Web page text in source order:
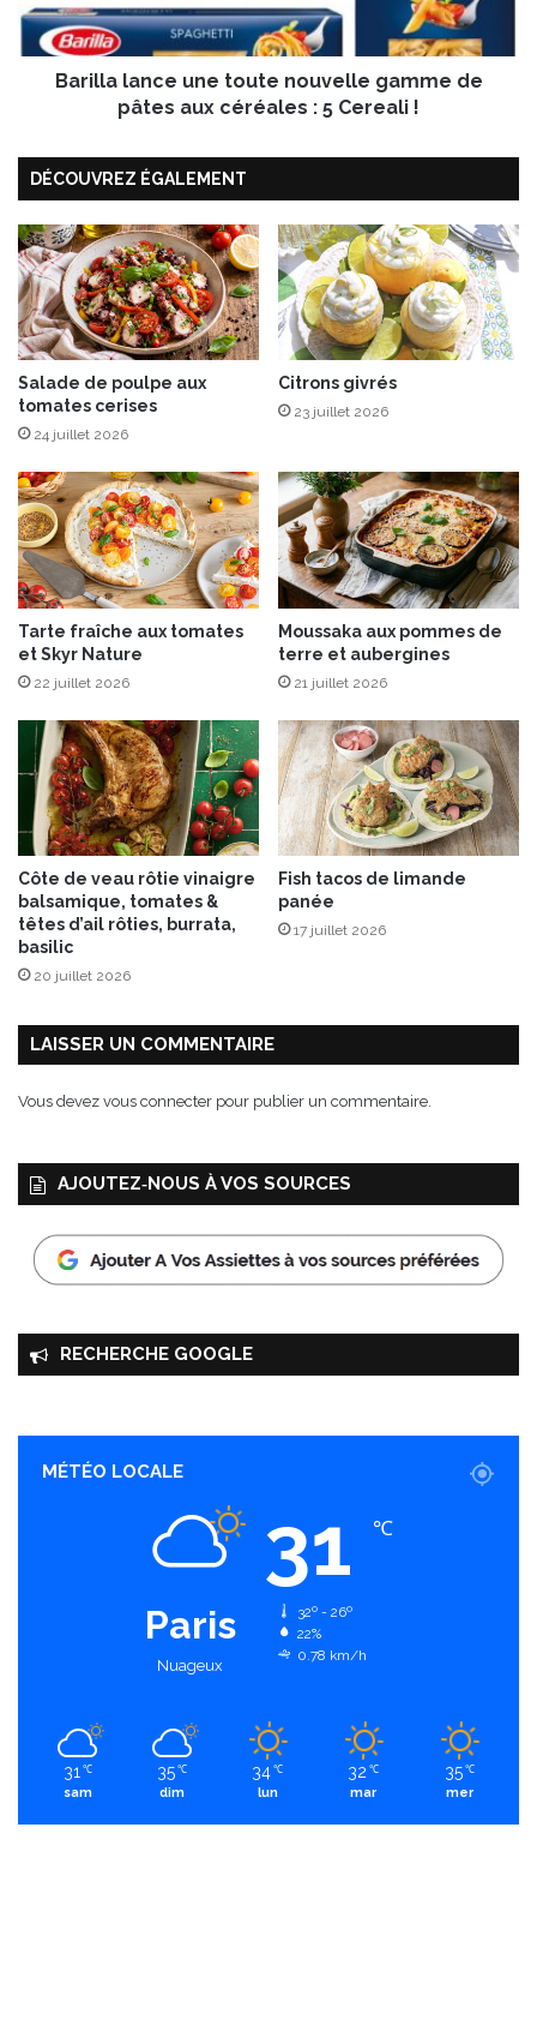
a
u
e
t
o
u
t
e
n
o
u
v
l
l
e
g
a
m
m
e
d
s
a
u
x
c
l
5
Barilla lance une toute nouvelle gamme de
pâtes aux céréales : 5 Cereali !
DÉCOUVREZ ÉGALEMENT
Salade de poulpe aux
tomates cerises
24 juillet 2026
Citrons givrés
23 juillet 2026
Tarte fraîche aux tomates
et Skyr Nature
22 juillet 2026
Moussaka aux pommes de
terre et aubergines
21 juillet 2026
Côte de veau rôtie vinaigre
balsamique, tomates &
têtes d’ail rôties, burrata,
basilic
20 juillet 2026
Fish tacos de limande
panée
17 juillet 2026
LAISSER UN COMMENTAIRE
Vous devez vous connecter pour publier un commentaire.
AJOUTEZ‑NOUS À VOS SOURCES
RECHERCHE GOOGLE
MÉTÉO LOCALE
Paris
Nuageux
31 ℃
32º - 26º
22%
0.78 km/h
31 ℃
sam
35 ℃
dim
34 ℃
lun
32 ℃
mar
35 ℃
mer